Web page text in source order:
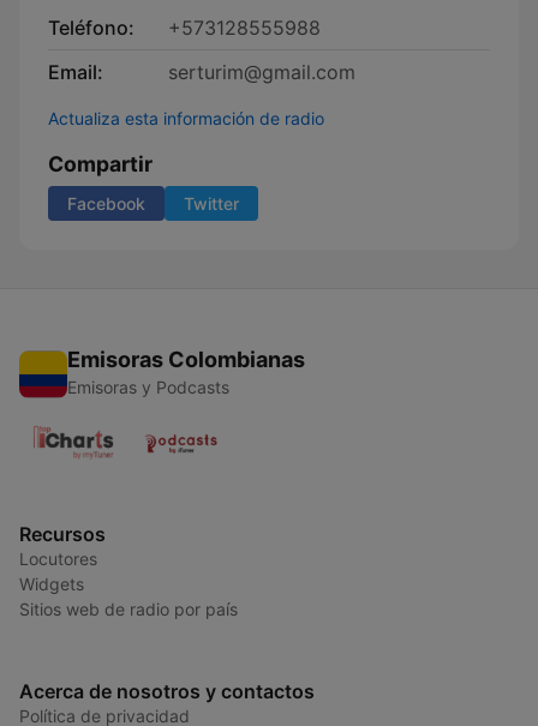
Teléfono:
+573128555988
Email:
serturim@gmail.com
Actualiza esta información de radio
Compartir
Facebook Twitter
Emisoras Colombianas
Emisoras y Podcasts
Recursos
Locutores
Widgets
Sitios web de radio por país
Acerca de nosotros y contactos
Política de privacidad